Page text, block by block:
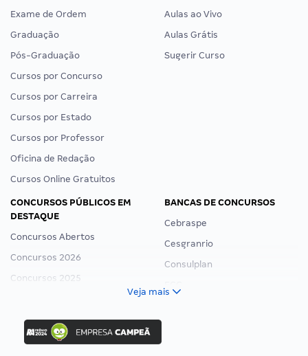
Exame de Ordem
Graduação
Pós-Graduação
Cursos por Concurso
Cursos por Carreira
Cursos por Estado
Cursos por Professor
Oficina de Redação
Cursos Online Gratuitos
Aulas ao Vivo
Aulas Grátis
Sugerir Curso
CONCURSOS PÚBLICOS EM
DESTAQUE
Concursos Abertos
Concursos 2026
Concursos 2025
Concurso Ibama
Concurso MPU
BANCAS DE CONCURSOS
Cebraspe
Cesgranrio
Consulplan
Veja mais